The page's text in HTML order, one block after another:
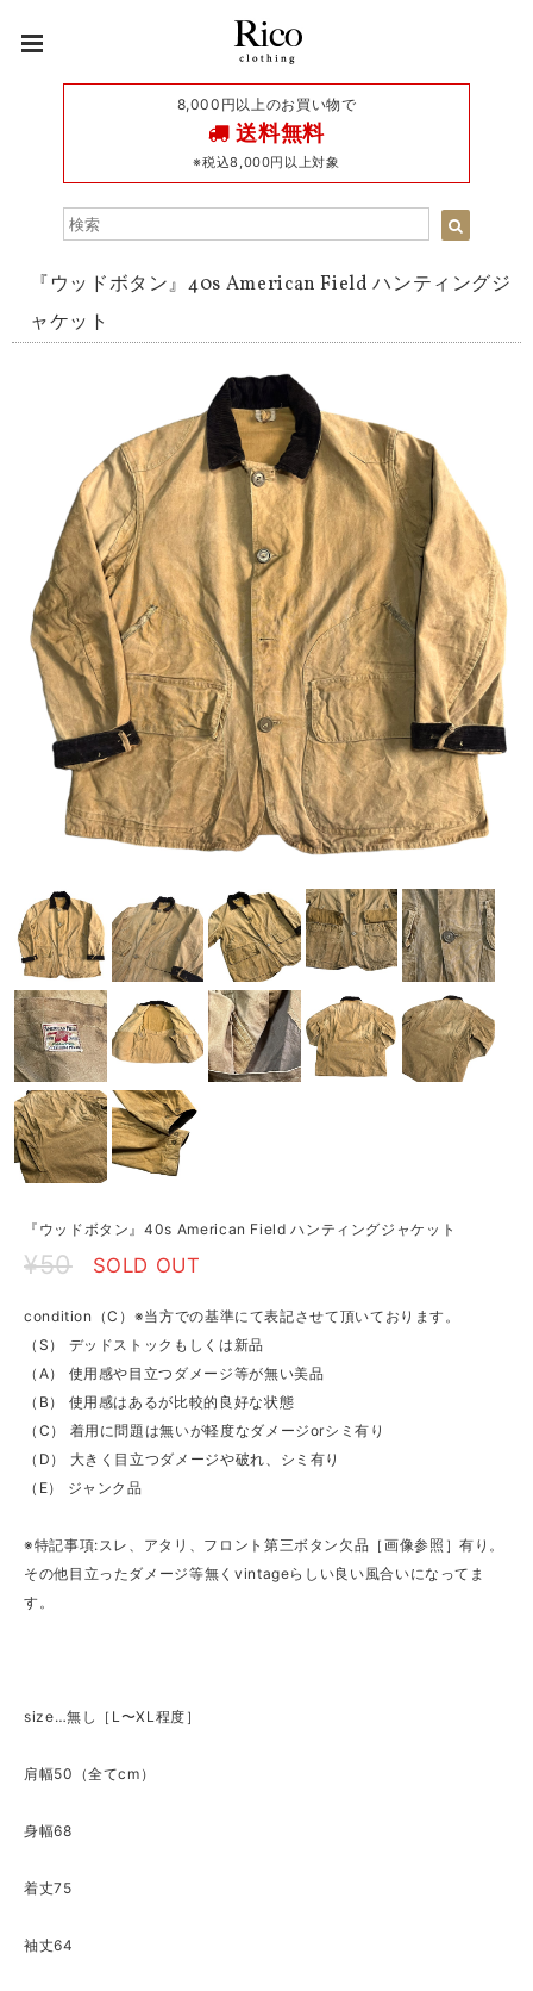
8,000円以上のお買い物で
送料無料
※税込8,000円以上対象
『ウッドボタン』40s American Field ハンティングジ
ャケット
『ウッドボタン』40s American Field ハンティングジャケット
¥50 SOLD OUT
condition（C）※当方での基準にて表記させて頂いております。
（S） デッドストックもしくは新品
（A） 使用感や目立つダメージ等が無い美品
（B） 使用感はあるが比較的良好な状態
（C） 着用に問題は無いが軽度なダメージorシミ有り
（D） 大きく目立つダメージや破れ、シミ有り
（E） ジャンク品
※特記事項:スレ、アタリ、フロント第三ボタン欠品［画像参照］有り。
その他目立ったダメージ等無くvintageらしい良い風合いになってま
す。
size…無し［L〜XL程度］
肩幅50（全てcm）
身幅68
着丈75
袖丈64